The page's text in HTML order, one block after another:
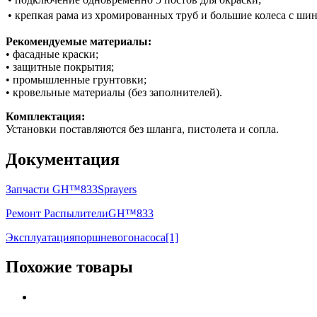
• крепкая рама из хромированных труб и большие колеса с
Рекомендуемые материалы:
• фасадные краски;
• защитные покрытия;
• промышленные грунтовки;
• кровельные материалы (без заполнителей).
Комплектация:
Установки поставляются без шланга, пистолета и сопла.
Документация
Запчасти GH™833Sprayers
Ремонт РаспылителиGH™833
Эксплуатацияпоршневогонасоса[1]
Похожие товары